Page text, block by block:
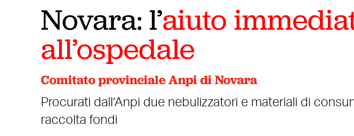
Novara: l’aiuto
all’ospedale
Comitato provinciale Anpi di Novara
Procurati dall’Anpi due nebulizzatori e materiali di
raccolta fondi